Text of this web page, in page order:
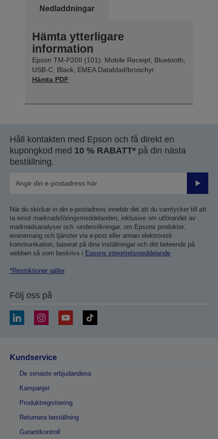
Nedladdningar
Hämta ytterligare
information
Epson TM-P20II (101): Mobile Receipt, Bluetooth,
USB-C, Black, EMEA Datablad/broschyr
Hämta PDF
Håll kontakten med Epson och få direkt en
kupongkod med 10 % RABATT* på din nästa
beställning.
Skicka
När du skickar in din e-postadress innebär det att du samtycker till att
ta emot marknadsföringsmeddelanden, inklusive om utförandet av
marknadsanalyser och -undersökningar, om Epsons produkter,
evenemang och tjänster via e-post eller annan elektronisk
kommunikation, baserat på dina inställningar och ditt beteende på
webben så som beskrivs i Epsons integritetsmeddelande
*Restriktioner gäller
Följ oss på
Kundservice
De senaste erbjudandena
Kampanjer
Produktregistrering
Returnera beställning
Garantikontroll